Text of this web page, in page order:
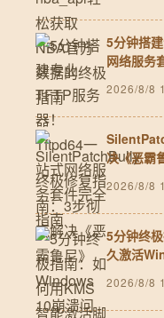
5分钟搭
网络服务
2026/8/8
决《恶霸
2026/8/8
5分钟终
久激活
2026/8/8